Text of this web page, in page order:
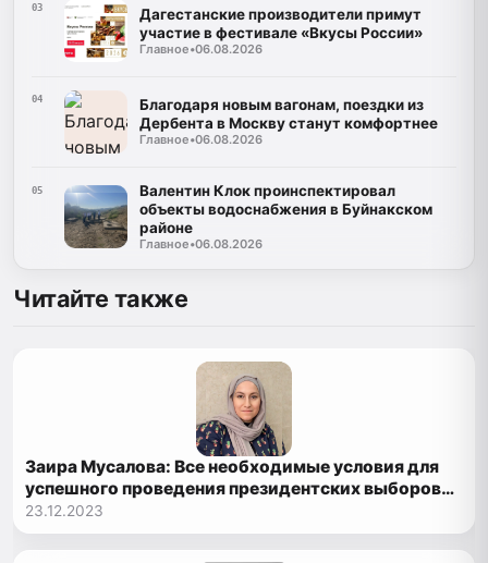
03
Дагестанские производители примут
участие в фестивале «Вкусы России»
Главное•06.08.2026
04
Благодаря новым вагонам, поездки из
Дербента в Москву станут комфортнее
Главное•06.08.2026
05
Валентин Клок проинспектировал
объекты водоснабжения в Буйнакском
районе
Главное•06.08.2026
Читайте также
Заира Мусалова: Все необходимые условия для
успешного проведения президентских выборов
созданы
23.12.2023